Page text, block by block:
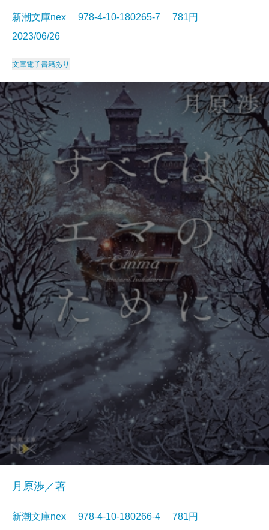
新潮文庫nex 978-4-10-180265-7 781円
2023/06/26
文庫電子書籍あり
月原渉／著
新潮文庫nex 978-4-10-180266-4 781円